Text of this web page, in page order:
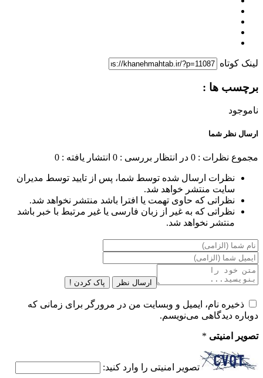
لینک کوتاه
برچسب ها :
ناموجود
ارسال نظر شما
مجموع نظرات : 0 در انتظار بررسی : 0 انتشار یافته : 0
نظرات ارسال شده توسط شما، پس از تایید توسط مدیران
سایت منتشر خواهد شد.
نظراتی که حاوی تهمت یا افترا باشد منتشر نخواهد شد.
نظراتی که به غیر از زبان فارسی یا غیر مرتبط با خبر باشد
منتشر نخواهد شد.
ارسال نظر پاک کردن !
ذخیره نام، ایمیل و وبسایت من در مرورگر برای زمانی که
دوباره دیدگاهی می‌نویسم.
تصویر امنیتی *
تصویر امنیتی را وارد کنید: